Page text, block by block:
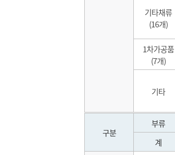
기타채류
(16개)
1차가공품
(7개)
기타
구분
부류
계